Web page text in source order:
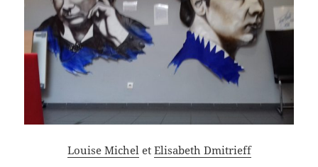
Louise Michelet Elisabeth Dmitrieff